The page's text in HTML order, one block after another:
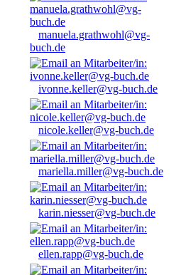
manuela.grathwohl@vg-
buch.de
ivonne.keller@vg-buch.de
nicole.keller@vg-buch.de
mariella.miller@vg-buch.de
karin.niesser@vg-buch.de
ellen.rapp@vg-buch.de